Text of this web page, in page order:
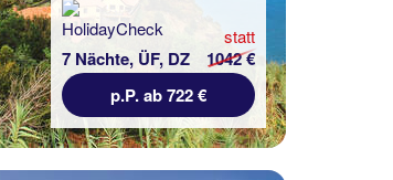
7 Nächte, ÜF, DZ
statt
1042 €
p.P. ab 722 €